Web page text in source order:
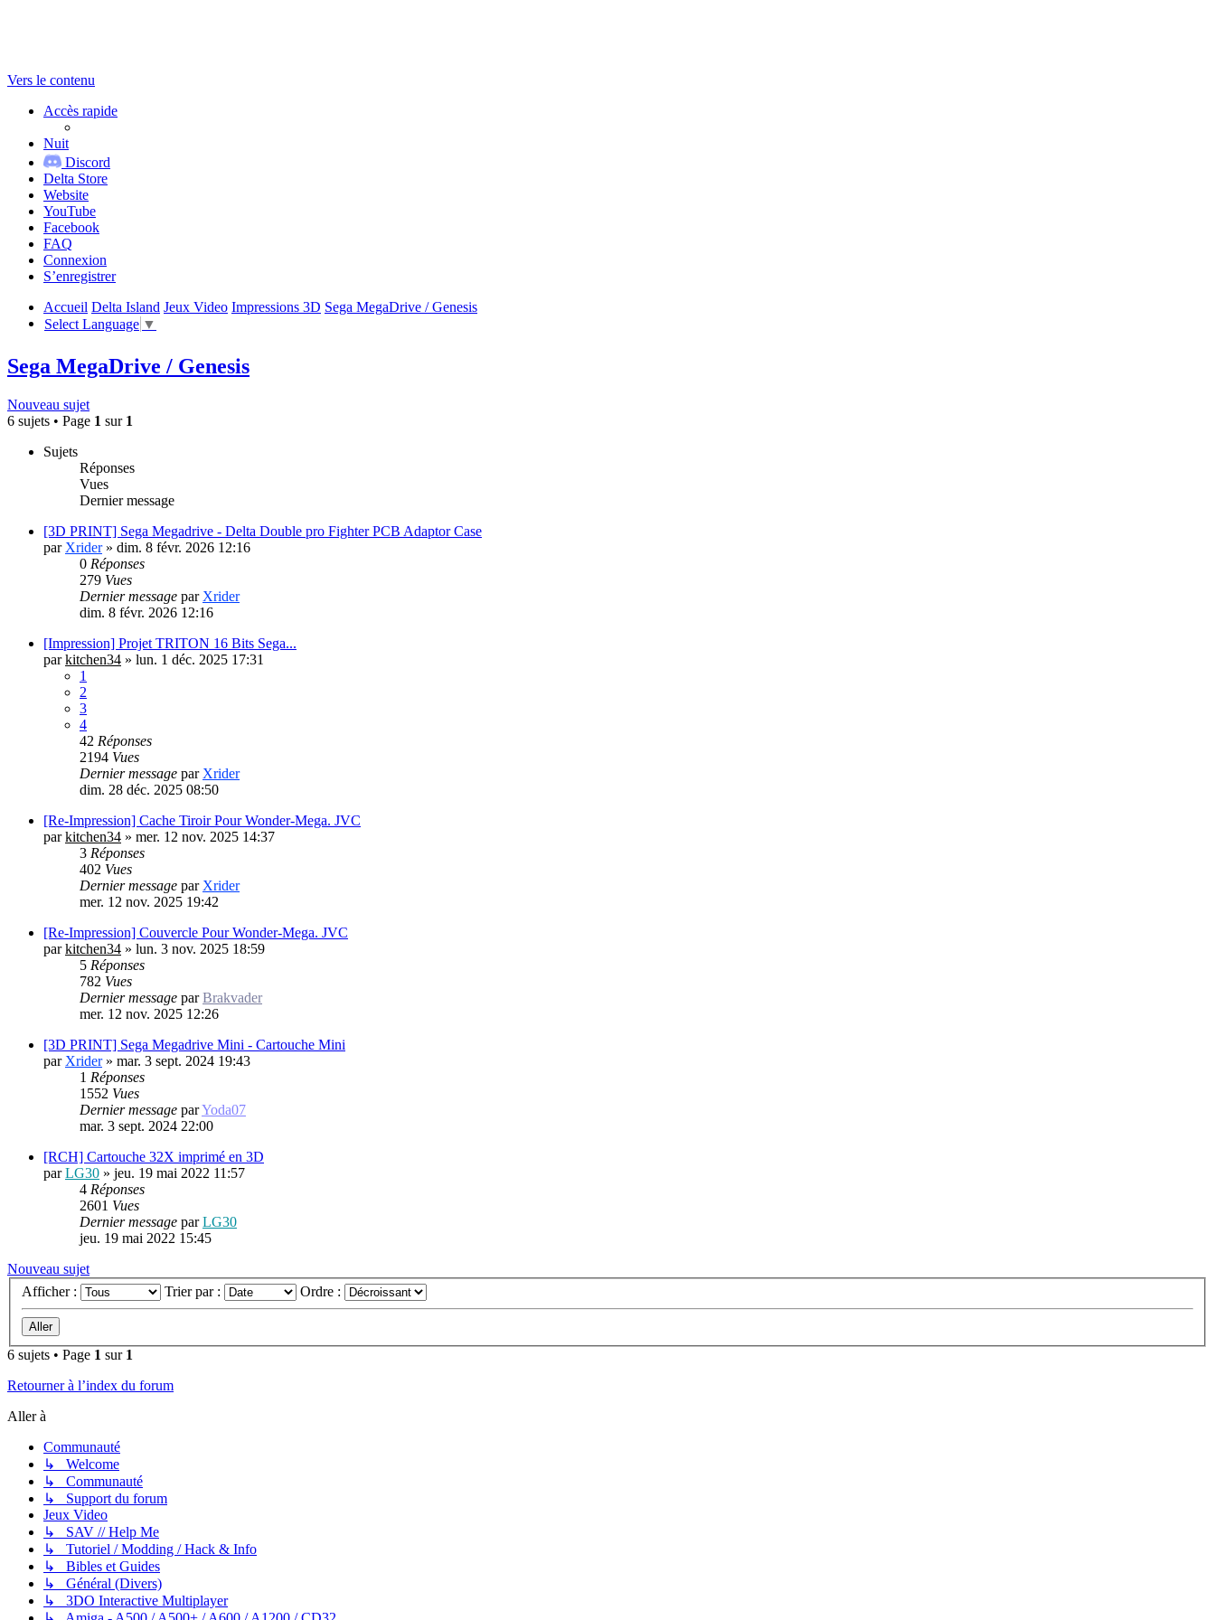
Vers le contenu
Accès rapide
Nuit
Discord
Delta Store
Website
YouTube
Facebook
FAQ
Connexion
S’enregistrer
Accueil Delta Island Jeux Video Impressions 3D Sega MegaDrive / Genesis
Select Language ▼
Sega MegaDrive / Genesis
Nouveau sujet
6 sujets • Page 1 sur 1
Sujets
Réponses
Vues
Dernier message
[3D PRINT] Sega Megadrive - Delta Double pro Fighter PCB Adaptor Case
par Xrider» dim. 8 févr. 2026 12:16
0 Réponses
279 Vues
Dernier message par Xrider
dim. 8 févr. 2026 12:16
[Impression] Projet TRITON 16 Bits Sega...
parkitchen34 » lun. 1 déc. 2025 17:31
1
2
3
4
42 Réponses
2194 Vues
Dernier message par Xrider
dim. 28 déc. 2025 08:50
[Re-Impression] Cache Tiroir Pour Wonder-Mega. JVC
parkitchen34 » mer. 12 nov. 2025 14:37
3 Réponses
402 Vues
Dernier message par Xrider
mer. 12 nov. 2025 19:42
[Re-Impression] Couvercle Pour Wonder-Mega. JVC
parkitchen34 » lun. 3 nov. 2025 18:59
5 Réponses
782 Vues
Dernier message parBrakvader
mer. 12 nov. 2025 12:26
[3D PRINT] Sega Megadrive Mini - Cartouche Mini
par Xrider» mar. 3 sept. 2024 19:43
1 Réponses
1552 Vues
Dernier message parYoda07
mar. 3 sept. 2024 22:00
[RCH] Cartouche 32X imprimé en 3D
parLG30 » jeu. 19 mai 2022 11:57
4 Réponses
2601 Vues
Dernier message parLG30
jeu. 19 mai 2022 15:45
Nouveau sujet
Afficher :
Trier par : Ordre :
6 sujets • Page 1 sur 1
Retourner à l’index du forum
Aller à
Communauté
↳ Welcome
↳ Communauté
↳ Support du forum
Jeux Video
↳ SAV // Help Me
↳ Tutoriel / Modding / Hack & Info
↳ Bibles et Guides
↳ Général (Divers)
↳ 3DO Interactive Multiplayer